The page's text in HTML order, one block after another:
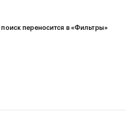
переносится в «Фильтры»